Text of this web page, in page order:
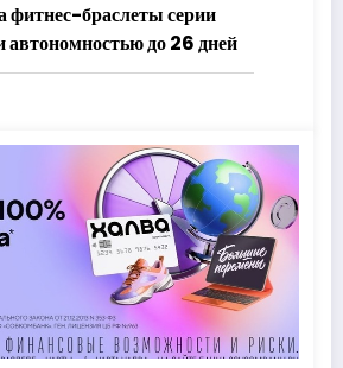
фитнес-браслеты серии
автономностью до 26 дней